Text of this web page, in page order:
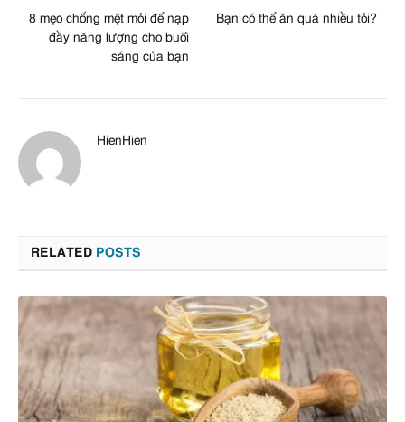
8 mẹo chống mệt mỏi để nạp
đầy năng lượng cho buổi
sáng của bạn
Bạn có thể ăn quá nhiều tỏi?
HienHien
RELATED POSTS